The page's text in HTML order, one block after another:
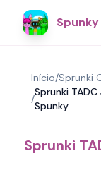
Início/Sprunki
/
Sprunki
Spunky
Sprunki